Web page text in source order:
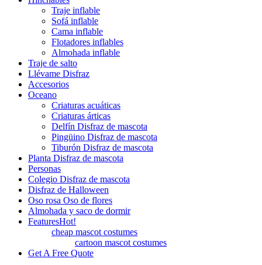
Traje inflable
Sofá inflable
Cama inflable
Flotadores inflables
Almohada inflable
Traje de salto
Llévame Disfraz
Accesorios
Oceano
Criaturas acuáticas
Criaturas árticas
Delfín Disfraz de mascota
Pingüino Disfraz de mascota
Tiburón Disfraz de mascota
Planta Disfraz de mascota
Personas
Colegio Disfraz de mascota
Disfraz de Halloween
Oso rosa Oso de flores
Almohada y saco de dormir
FeaturesHot!
cheap mascot costumes
cartoon mascot costumes
Get A Free Quote